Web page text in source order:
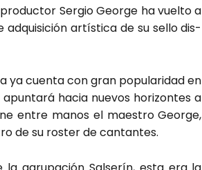
Ser­gio Geor­ge ha vuel­to a
adqui­si­ción artís­ti­ca de su sello dis­
ya cuen­ta con gran popu­la­ri­dad en
hacia nue­vos hori­zon­tes a
entre manos el maes­tro Geor­ge,
de su ros­ter de can­tan­tes.